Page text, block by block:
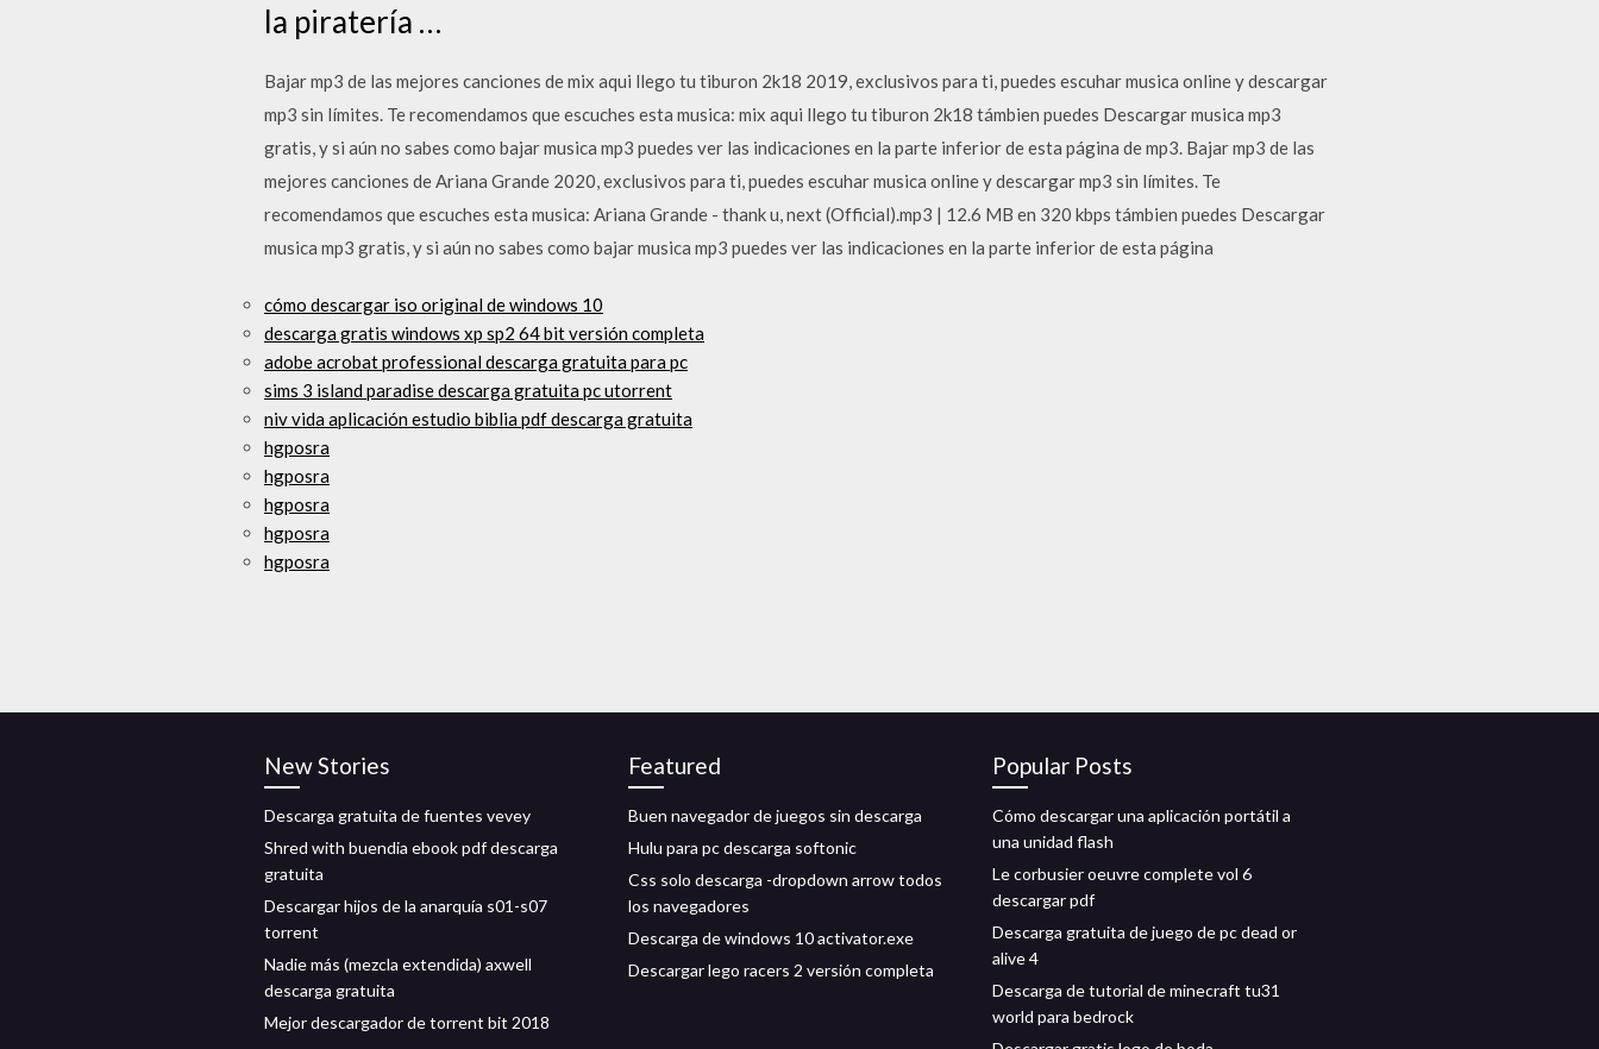
la piratería …
Bajar mp3 de las mejores canciones de mix aqui llego tu tiburon 2k18 2019, exclusivos para ti, puedes escuhar musica online y descargar
mp3 sin límites. Te recomendamos que escuches esta musica: mix aqui llego tu tiburon 2k18 támbien puedes Descargar musica mp3
gratis, y si aún no sabes como bajar musica mp3 puedes ver las indicaciones en la parte inferior de esta página de mp3. Bajar mp3 de las
mejores canciones de Ariana Grande 2020, exclusivos para ti, puedes escuhar musica online y descargar mp3 sin límites. Te
recomendamos que escuches esta musica: Ariana Grande - thank u, next (Official).mp3 | 12.6 MB en 320 kbps támbien puedes Descargar
musica mp3 gratis, y si aún no sabes como bajar musica mp3 puedes ver las indicaciones en la parte inferior de esta página
cómo descargar iso original de windows 10
descarga gratis windows xp sp2 64 bit versión completa
adobe acrobat professional descarga gratuita para pc
sims 3 island paradise descarga gratuita pc utorrent
niv vida aplicación estudio biblia pdf descarga gratuita
hgposra
hgposra
hgposra
hgposra
hgposra
New Stories
Descarga gratuita de fuentes vevey
Shred with buendia ebook pdf descarga
gratuita
Descargar hijos de la anarquía s01-s07
torrent
Nadie más (mezcla extendida) axwell
descarga gratuita
Mejor descargador de torrent bit 2018
Featured
Buen navegador de juegos sin descarga
Hulu para pc descarga softonic
Css solo descarga -dropdown arrow todos
los navegadores
Descarga de windows 10 activator.exe
Descargar lego racers 2 versión completa
Popular Posts
Cómo descargar una aplicación portátil a
una unidad flash
Le corbusier oeuvre complete vol 6
descargar pdf
Descarga gratuita de juego de pc dead or
alive 4
Descarga de tutorial de minecraft tu31
world para bedrock